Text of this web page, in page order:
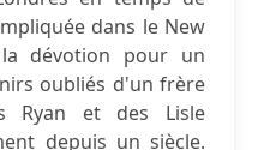
dans le New
dévotion pour un
oubliés d'un frère
Ryan et des Lisle
depuis un siècle.